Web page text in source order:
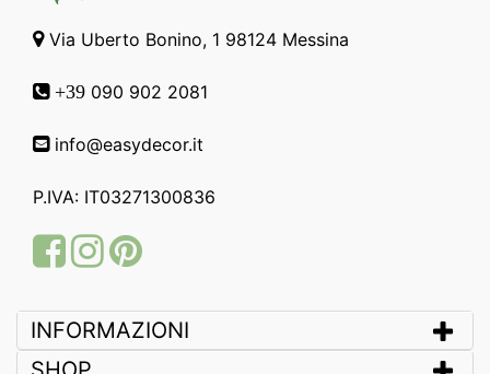
Via Uberto Bonino, 1 98124 Messina
+39 090 902 2081
info@easydecor.it
P.IVA: IT03271300836
FacebookInstagram
Pinterest
INFORMAZIONI